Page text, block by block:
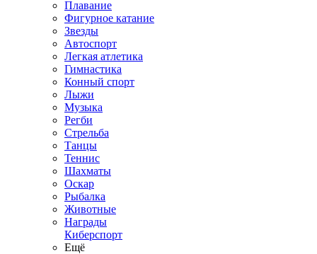
Плавание
Фигурное катание
Звезды
Автоспорт
Легкая атлетика
Гимнастика
Конный спорт
Лыжи
Музыка
Регби
Стрельба
Танцы
Теннис
Шахматы
Оскар
Рыбалка
Животные
Награды
Киберспорт
Ещё